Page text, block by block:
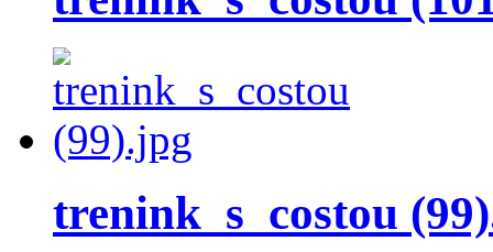
trenink_s_costou